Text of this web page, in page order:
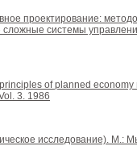
проектирование:
системы
of planned economy
3. 1986
исследование). М.: